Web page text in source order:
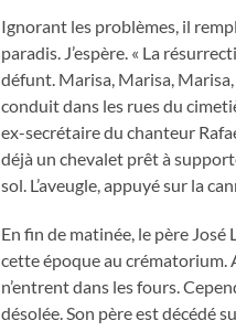
Ignorant les problèmes, il
paradis. J’espère. « La
défunt. Marisa, Marisa,
conduit dans les rues du
ex-secrétaire du chanteur
déjà un chevalet prêt à
sol. L’aveugle, appuyé sur la
En fin de matinée, le père
cette époque au crématorium.
n’entrent dans les fours.
désolée. Son père est décédé